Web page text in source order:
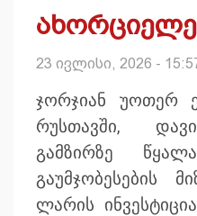
23 ივლისი, 2026 -
ჯორჯიან უოთერ
რუსთავში,
გამზირზე
გაუმჯობესების
ლარის